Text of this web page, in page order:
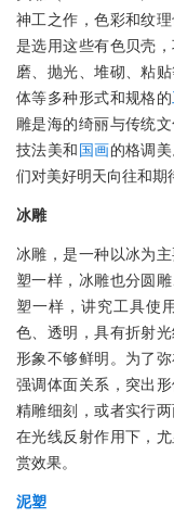
神工之作，色彩和纹
是选用这些有色贝壳
磨、抛光、堆砌、粘
体等多种形式和规格的
雕是海的绮丽与传统
技法美和国画的格调
们对美好明天向往和期
冰雕
冰雕，是一种以冰为
塑一样，冰雕也分圆
塑一样，讲究工具使
色、透明，具有折射
形象不够鲜明。为了
强调体面关系，突出
精雕细刻，或者实行
在光线反射作用下，
赏效果。
泥塑